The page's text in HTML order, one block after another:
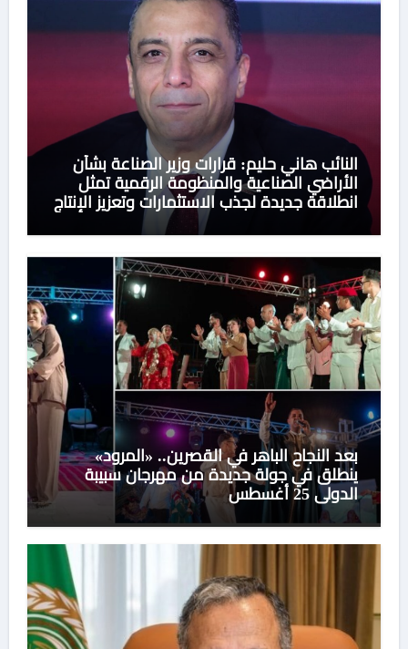
النائب هاني حليم: قرارات وزير الصناعة بشأن
الأراضي الصناعية والمنظومة الرقمية تمثل
انطلاقة جديدة لجذب الاستثمارات وتعزيز الإنتاج
بعد النجاح الباهر في القصرين.. «المرود»
ينطلق في جولة جديدة من مهرجان سبيبة
الدولي 25 أغسطس